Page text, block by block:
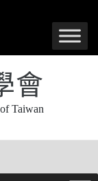
會
Taiwan